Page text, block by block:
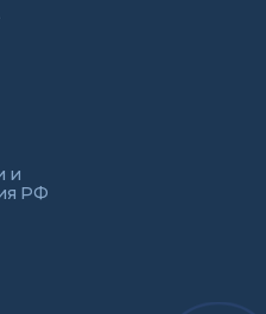
и
РФ